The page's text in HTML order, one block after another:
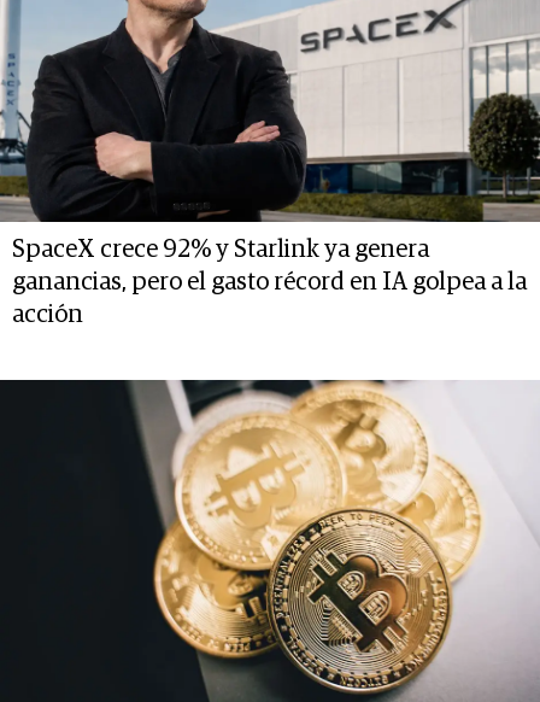
SpaceX crece 92% y Starlink ya genera
ganancias, pero el gasto récord en IA golpea a la
acción